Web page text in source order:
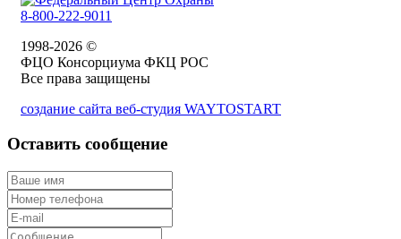
8-800-222-9011
1998-2026 ©
ФЦО Консорциума ФКЦ РОС
Все права защищены
создание сайта веб-студия WAYTOSTART
Оставить сообщение